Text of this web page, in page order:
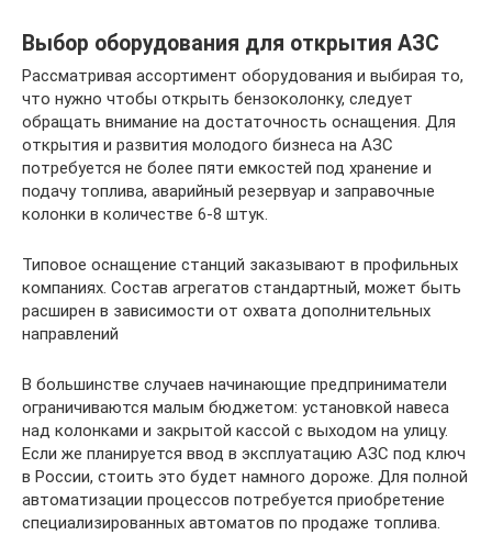
Выбор оборудования для открытия АЗС
Рассматривая ассортимент оборудования и выбирая то,
что нужно чтобы открыть бензоколонку, следует
обращать внимание на достаточность оснащения. Для
открытия и развития молодого бизнеса на АЗС
потребуется не более пяти емкостей под хранение и
подачу топлива, аварийный резервуар и заправочные
колонки в количестве 6-8 штук.
Типовое оснащение станций заказывают в профильных
компаниях. Состав агрегатов стандартный, может быть
расширен в зависимости от охвата дополнительных
направлений
В большинстве случаев начинающие предприниматели
ограничиваются малым бюджетом: установкой навеса
над колонками и закрытой кассой с выходом на улицу.
Если же планируется ввод в эксплуатацию АЗС под ключ
в России, стоить это будет намного дороже. Для полной
автоматизации процессов потребуется приобретение
специализированных автоматов по продаже топлива.